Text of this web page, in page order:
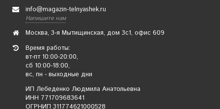
info@magazin-telnyashek.ru
Напишите нам
Москва, 3-я Мытищинская, дом 3с1, офис 609
Время работы:
вт-пт 10:00-20:00,
сб 10:00-18:00,
вс, пн - выходные дни
ИП Лебеденко Людмила Анатольевна
ИНН 771709683641
ОГРНИП 311774621000528